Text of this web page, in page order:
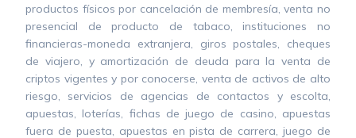
productos físicos por cancelación de membresía, venta no
presencial de producto de tabaco, instituciones no
financieras-moneda extranjera, giros postales, cheques
de viajero, y amortización de deuda para la venta de
criptos vigentes y por conocerse, venta de activos de alto
riesgo, servicios de agencias de contactos y escolta,
apuestas, loterías, fichas de juego de casino, apuestas
fuera de puesta, apuestas en pista de carrera, juego de